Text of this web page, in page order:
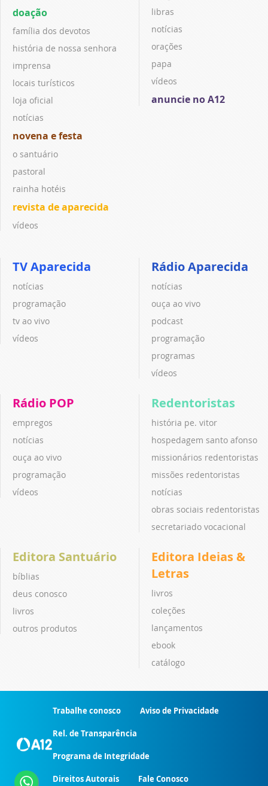
doação
família dos devotos
história de nossa senhora
imprensa
locais turísticos
loja oficial
notícias
novena e festa
o santuário
pastoral
rainha hotéis
revista de aparecida
vídeos
libras
notícias
orações
papa
vídeos
anuncie no A12
TV Aparecida
notícias
programação
tv ao vivo
vídeos
Rádio Aparecida
notícias
ouça ao vivo
podcast
programação
programas
vídeos
Rádio POP
empregos
notícias
ouça ao vivo
programação
vídeos
Redentoristas
história pe. vitor
hospedagem santo afonso
missionários redentoristas
missões redentoristas
notícias
obras sociais redentoristas
secretariado vocacional
Editora Santuário
bíblias
deus conosco
livros
outros produtos
Editora Ideias &
Letras
livros
coleções
lançamentos
ebook
catálogo
Trabalhe conosco Aviso de Privacidade
Rel. de Transparência
Programa de Integridade
Direitos Autorais Fale Conosco